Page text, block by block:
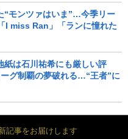
“モンツァはいま”…今季リー
I miss Ran」「ランに憧れた
紙は石川祐希にも厳しい評
グ制覇の夢破れる…“王者”に
記事をお届けします